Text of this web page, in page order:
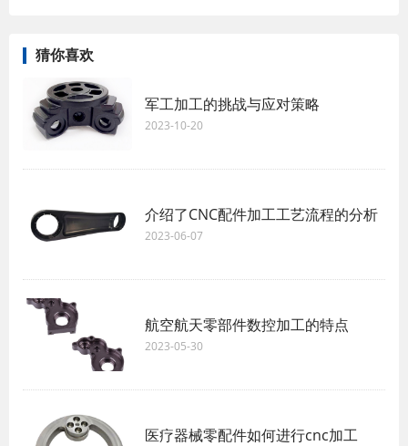
猜你喜欢
军工加工的挑战与应对策略
2023-10-20
介绍了CNC配件加工工艺流程的分析
2023-06-07
航空航天零部件数控加工的特点
2023-05-30
医疗器械零配件如何进行cnc加工